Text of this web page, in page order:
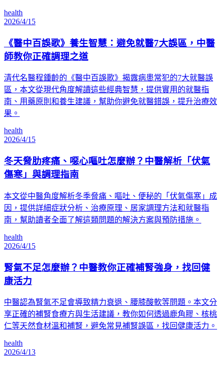
health
2026/4/15
《醫中百誤歌》養生智慧：避免就醫7大誤區，中醫
師教你正確調理之道
清代名醫程鍾齡的《醫中百誤歌》揭露病患常犯的7大就醫誤
區，本文從現代角度解讀這些經典智慧，提供實用的就醫指
南、用藥原則和養生建議，幫助你避免就醫錯誤，提升治療效
果。
health
2026/4/15
冬天脅肋疼痛、噁心嘔吐怎麼辦？中醫解析「伏氣
傷寒」與調理指南
本文從中醫角度解析冬季脅痛、嘔吐、便秘的「伏氣傷寒」成
因，提供詳細症狀分析、治療原理、居家調理方法和就醫指
南，幫助讀者全面了解這類問題的解決方案與預防措施。
health
2026/4/15
腎氣不足怎麼辦？中醫教你正確補腎強身，找回健
康活力
中醫認為腎氣不足會導致精力衰退、腰膝酸軟等問題。本文分
享正確的補腎食療方與生活建議，教你如何透過鹿角膠、核桃
仁等天然食材溫和補腎，避免常見補腎誤區，找回健康活力。
health
2026/4/13